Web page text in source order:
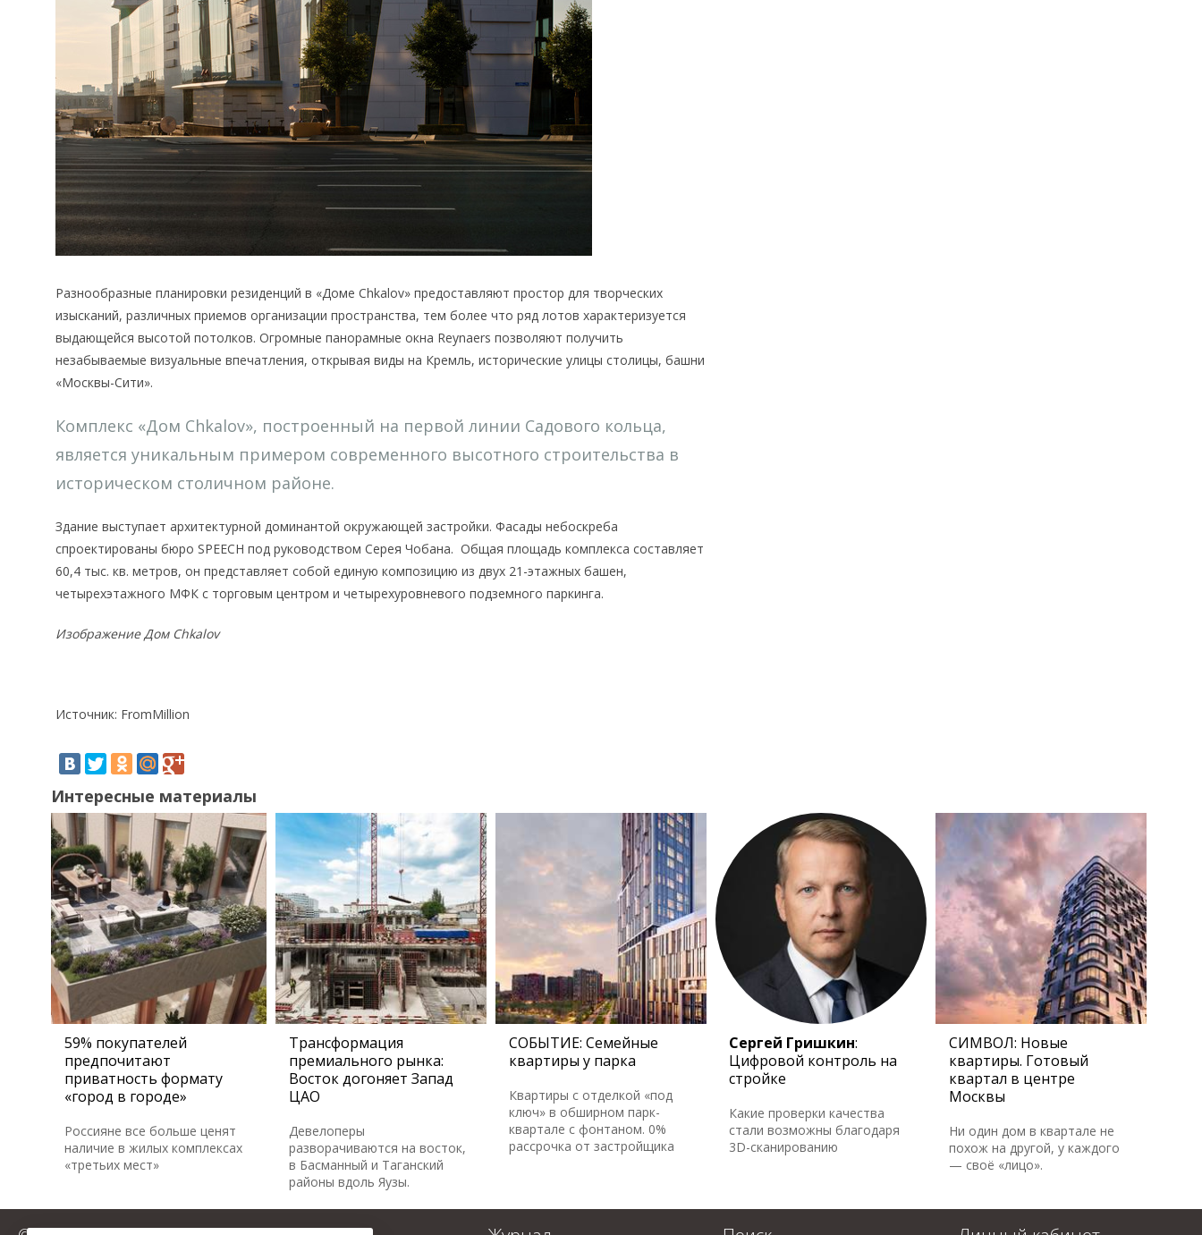
Разнообразные планировки резиденций в «Доме Chkalov» предоставляют простор для творческих
изысканий, различных приемов организации пространства, тем более что ряд лотов характеризуется
выдающейся высотой потолков. Огромные панорамные окна Reynaers позволяют получить
незабываемые визуальные впечатления, открывая виды на Кремль, исторические улицы столицы, башни
«Москвы-Сити».
Комплекс «Дом Chkalov», построенный на первой линии Садового кольца,
является уникальным примером современного высотного строительства в
историческом столичном районе.
Здание выступает архитектурной доминантой окружающей застройки. Фасады небоскреба
спроектированы бюро SPEECH под руководством Серея Чобана. Общая площадь комплекса составляет
60,4 тыс. кв. метров, он представляет собой единую композицию из двух 21-этажных башен,
четырехэтажного МФК с торговым центром и четырехуровневого подземного паркинга.
Изображение Дом Chkalov
Источник: FromMillion
Интересные материалы
59% покупателей
предпочитают
приватность формату
«город в городе»
Россияне все больше ценят
наличие в жилых комплексах
«третьих мест»
Трансформация
премиального рынка:
Восток догоняет Запад
ЦАО
Девелоперы
разворачиваются на восток,
в Басманный и Таганский
районы вдоль Яузы.
СОБЫТИЕ: Семейные
квартиры у парка
Квартиры с отделкой «под
ключ» в обширном парк-
квартале с фонтаном. 0%
рассрочка от застройщика
Сергей Гришкин:
Цифровой контроль на
стройке
Какие проверки качества
стали возможны благодаря
3D-сканированию
СИМВОЛ: Новые
квартиры. Готовый
квартал в центре
Москвы
Ни один дом в квартале не
похож на другой, у каждого
— своё «лицо».